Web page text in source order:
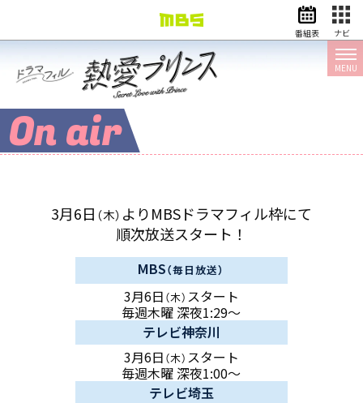
情報・報道
ドラマ
スポーツ
天気・防災 イベント
グッズ
EN 検索 番組表
番組表 ナビ
MENU
On air
3月6日 （木） よりMBSドラマフィル枠にて
順次放送スタート！
MBS（毎日放送）
3月6日 （木） スタート
毎週木曜 深夜1:29～
テレビ神奈川
3月6日 （木） スタート
毎週木曜 深夜1:00～
テレビ埼玉